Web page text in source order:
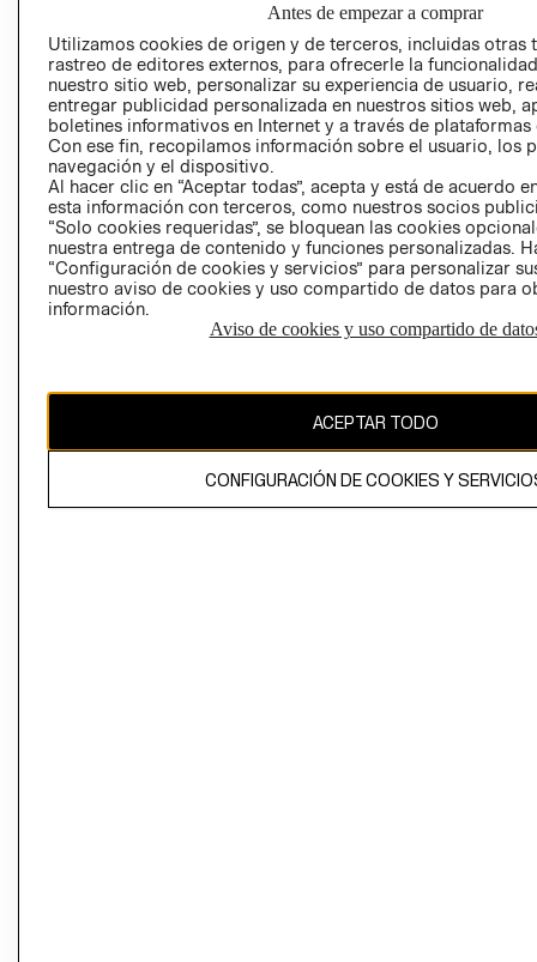
AVISO DE
PRIVACIDAD
GIFT CARD
El contenido de esta página web está protegido por copyright y es
Antes de empezar a comprar
Utilizamos cookies de origen y de terceros, incluidas otras
rastreo de editores externos, para ofrecerle la
nuestro sitio web, personalizar su experiencia de usuario,
entregar publicidad personalizada en nuestros sitios web,
boletines informativos en Internet y a través de plataformas
Con ese fin, recopilamos información sobre el usuario, los
navegación y el dispositivo.
Al hacer clic en “Aceptar todas”, acepta y está de acuerdo
esta información con terceros, como nuestros socios
“Solo cookies requeridas”, se bloquean las cookies
nuestra entrega de contenido y funciones personalizadas.
“Configuración de cookies y servicios” para personalizar
nuestro aviso de cookies y uso compartido de datos para
información.
Aviso de cookies y uso compartido de
ACEPTAR TODO
CONFIGURACIÓN DE COOKIES Y